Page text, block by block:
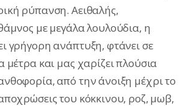
ρύπανση. Αειθαλής,
με μεγάλα λουλούδια, η
γρήγορη ανάπτυξη, φτάνει σε
μέτρα και μας χαρίζει πλούσια
από την άνοιξη μέχρι το
του κόκκινου, ροζ, μωβ,